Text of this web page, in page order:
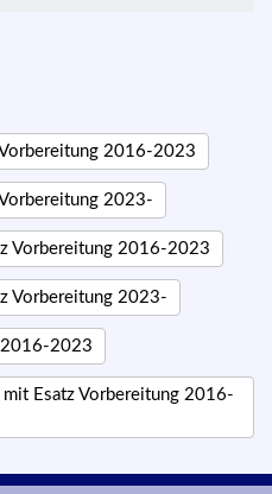
2016-2023
2023-
Vorbereitung 2016-2023
Vorbereitung 2023-
2016-2023
Esatz Vorbereitung 2016-